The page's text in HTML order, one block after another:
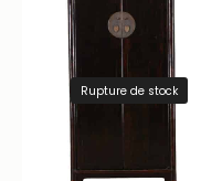
Rupture de stock